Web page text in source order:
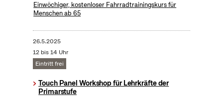
Einwöchiger, kostenloser Fahrradtrainingskurs für
Menschen ab 65
26.5.2025
12 bis 14 Uhr
Eintritt frei
Touch Panel Workshop für Lehrkräfte der
Primarstufe